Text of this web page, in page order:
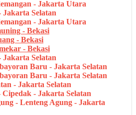
- Jakarta Utara
Jakarta Selatan
- Jakarta Utara
- Bekasi
- Bekasi
- Bekasi
Jakarta Selatan
Baru - Jakarta Selatan
Baru - Jakarta Selatan
- Jakarta Selatan
- Jakarta Selatan
- Lenteng Agung - Jakarta